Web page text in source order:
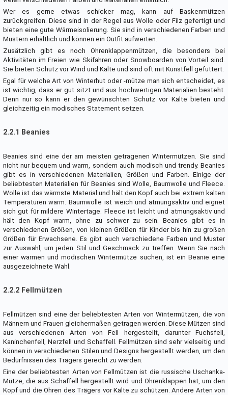
Wer es gerne etwas schicker mag, kann auf Baskenmützen
zurückgreifen. Diese sind in der Regel aus Wolle oder Filz gefertigt und
bieten eine gute Wärmeisolierung. Sie sind in verschiedenen Farben und
Mustern erhältlich und können ein Outfit aufwerten.
Zusätzlich gibt es noch Ohrenklappenmützen, die besonders bei
Aktivitäten im Freien wie Skifahren oder Snowboarden von Vorteil sind.
Sie bieten Schutz vor Wind und Kälte und sind oft mit Kunstfell gefüttert.
Egal für welche Art von Winterhut oder -mütze man sich entscheidet, es
ist wichtig, dass er gut sitzt und aus hochwertigen Materialien besteht.
Denn nur so kann er den gewünschten Schutz vor Kälte bieten und
gleichzeitig ein modisches Statement setzen.
2.2.1 Beanies
Beanies sind eine der am meisten getragenen Wintermützen. Sie sind
nicht nur bequem und warm, sondern auch modisch und trendy. Beanies
gibt es in verschiedenen Materialien, Größen und Farben. Einige der
beliebtesten Materialien für Beanies sind Wolle, Baumwolle und Fleece.
Wolle ist das wärmste Material und hält den Kopf auch bei extrem kalten
Temperaturen warm. Baumwolle ist weich und atmungsaktiv und eignet
sich gut für mildere Wintertage. Fleece ist leicht und atmungsaktiv und
hält den Kopf warm, ohne zu schwer zu sein. Beanies gibt es in
verschiedenen Größen, von kleinen Größen für Kinder bis hin zu großen
Größen für Erwachsene. Es gibt auch verschiedene Farben und Muster
zur Auswahl, um jeden Stil und Geschmack zu treffen. Wenn Sie nach
einer warmen und modischen Wintermütze suchen, ist ein Beanie eine
ausgezeichnete Wahl.
2.2.2 Fellmützen
Fellmützen sind eine der beliebtesten Arten von Wintermützen, die von
Männern und Frauen gleichermaßen getragen werden. Diese Mützen sind
aus verschiedenen Arten von Fell hergestellt, darunter Fuchsfell,
Kaninchenfell, Nerzfell und Schaffell. Fellmützen sind sehr vielseitig und
können in verschiedenen Stilen und Designs hergestellt werden, um den
Bedürfnissen des Trägers gerecht zu werden.
Eine der beliebtesten Arten von Fellmützen ist die russische Uschanka-
Mütze, die aus Schaffell hergestellt wird und Ohrenklappen hat, um den
Kopf und die Ohren des Trägers vor Kälte zu schützen. Andere Arten von